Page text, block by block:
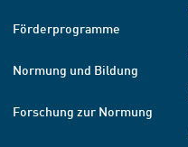
Förderprogramme
Normung und Bildung
Forschung zur Normung